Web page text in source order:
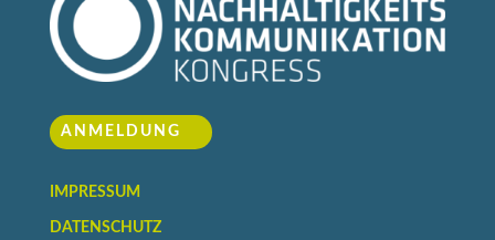
ANMELDUNG
IMPRESSUM
DATENSCHUTZ